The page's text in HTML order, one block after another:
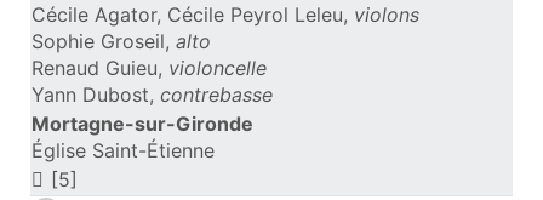
Cécile Agator, Cécile Peyrol Leleu, violons
Sophie Groseil, alto
Renaud Guieu, violoncelle
Yann Dubost, contrebasse
Mortagne-sur-Gironde
Église Saint-Étienne
[5]